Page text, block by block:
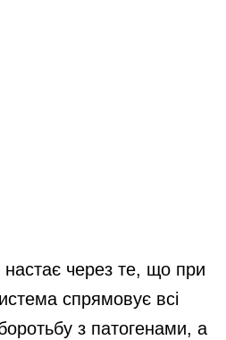
настає через те, що при
спрямовує всі
з патогенами, а